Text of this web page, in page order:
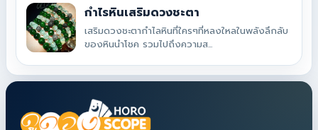
กำไรหินเสริมดวงชะตา
เสริมดวงชะตากำไลหินที่ใครๆที่หลงใหลในพลังลึกลับ
ของหินนำโชค รวมไปถึงความส...